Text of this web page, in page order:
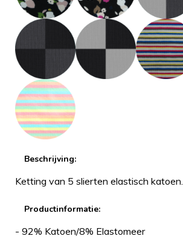
Beschrijving:
Ketting van 5 slierten elastisch katoen.
Productinformatie:
- 92% Katoen/8% Elastomeer